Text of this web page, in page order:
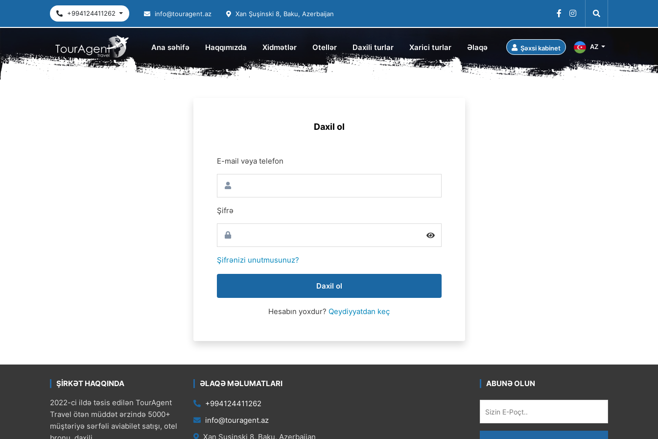
+994124411262 info@touragent.az Xan Şuşinski 8, Baku, Azerbaijan
Ana səhifə Haqqımızda Xidmətlər Otellər Daxili turlar Xarici turlar Əlaqə Şəxsi kabinet AZ
Daxil ol
E-mail vəya telefon
Şifrə
Şifrənizi unutmusunuz?
Daxil ol
Hesabın yoxdur? Qeydiyyatdan keç
ŞİRKƏT HAQQINDA
2022-ci ildə təsis edilən TourAgent
Travel ötən müddət ərzində 5000+
müştəriyə sərfəli aviabilet satışı, otel
ƏLAQƏ MƏLUMATLARI
+994124411262
info@touragent.az
Xan Şuşinski 8, Baku, Azerbaijan
ABUNƏ OLUN